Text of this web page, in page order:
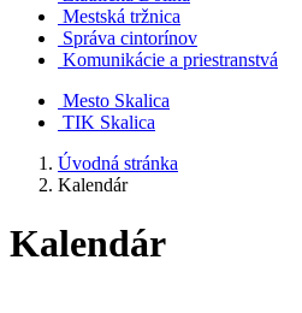
Mestská tržnica
Správa cintorínov
Komunikácie a​ priestranstvá
Mesto Skalica
TIK Skalica
Úvodná stránka
Kalendár
Kalendár